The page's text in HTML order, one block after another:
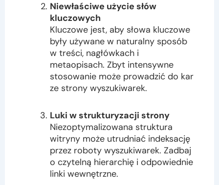
Niewłaściwe użycie słów
kluczowych
Kluczowe jest, aby słowa kluczowe
były używane w naturalny sposób
w treści, nagłówkach i
metaopisach. Zbyt intensywne
stosowanie może prowadzić do kar
ze strony wyszukiwarek.
Luki w strukturyzacji strony
Niezoptymalizowana struktura
witryny może utrudniać indeksację
przez roboty wyszukiwarek. Zadbaj
o czytelną hierarchię i odpowiednie
linki wewnętrzne.